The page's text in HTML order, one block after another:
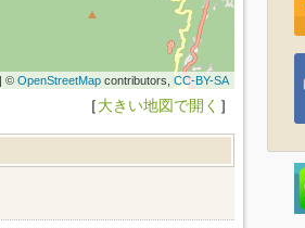
© OpenStreetMapcontributors, CC-BY-SA
［大きい地図で開く ］